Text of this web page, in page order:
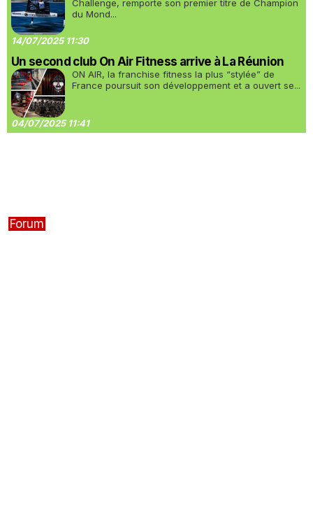
Challenge, remporte son premier titre de Champion
du Mond...
14/07/2025 11:30
Un second club On Air Fitness arrive à La Réunion
ON AIR, la franchise fitness la plus “stylée” de
France poursuit son développement et a ouvert se...
04/07/2025 11:41
Forum